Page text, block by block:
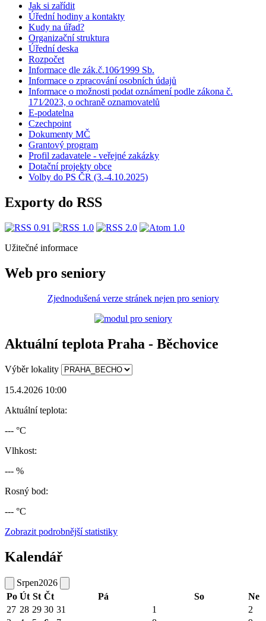
Jak si zařídit
Úřední hodiny a kontakty
Kudy na úřad?
Organizační struktura
Úřední deska
Rozpočet
Informace dle zák.č.106⁄1999 Sb.
Informace o zpracování osobních údajů
Informace o možnosti podat oznámení podle zákona č.
171⁄2023, o ochraně oznamovatelů
E-podatelna
Czechpoint
Dokumenty MČ
Grantový program
Profil zadavatele - veřejné zakázky
Dotační projekty obce
Volby do PS ČR (3.-4.10.2025)
Exporty do RSS
Užitečné informace
Web pro seniory
Zjednodušená verze stránek nejen pro seniory
Aktuální teplota Praha - Běchovice
Výběr lokality
15.4.2026 10:00
Aktuální teplota:
--- °C
Vlhkost:
--- %
Rosný bod:
--- °C
Zobrazit podrobnější statistiky
Kalendář
Srpen2026
Po Út St Čt Pá So
Ne
27 28 29 30 31 1
2